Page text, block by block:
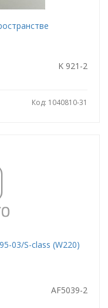
K 921-2
Код: 1040810-31
03/S-class (W220)
AF5039-2